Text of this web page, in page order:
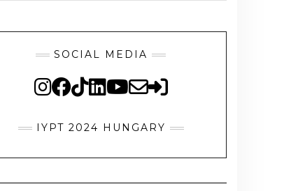
SOCIAL MEDIA
IYPT 2024 HUNGARY